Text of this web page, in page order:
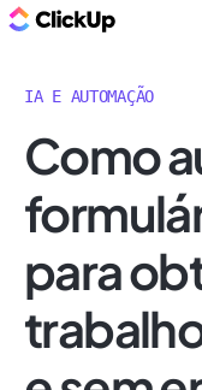
IA E AUTOMAÇÃO
Como
para